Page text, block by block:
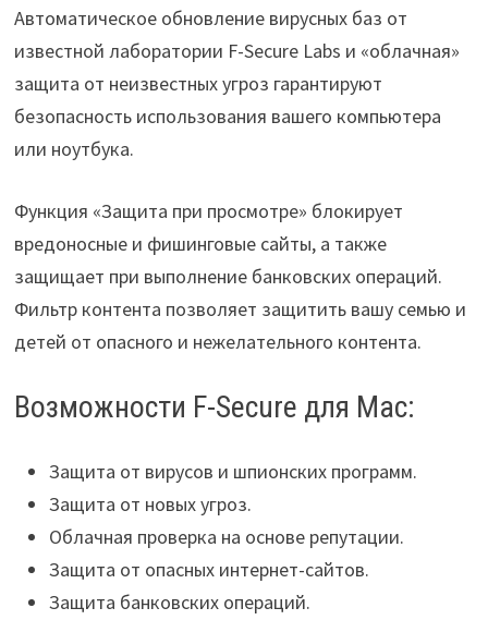
Автоматическое обновление вирусных баз от
известной лаборатории F-Secure Labs и «облачная»
защита от неизвестных угроз гарантируют
безопасность использования вашего компьютера
или ноутбука.
Функция «Защита при просмотре» блокирует
вредоносные и фишинговые сайты, а также
защищает при выполнение банковских операций.
Фильтр контента позволяет защитить вашу семью и
детей от опасного и нежелательного контента.
Возможности F-Secure для Mac:
Защита от вирусов и шпионских программ.
Защита от новых угроз.
Облачная проверка на основе репутации.
Защита от опасных интернет-сайтов.
Защита банковских операций.